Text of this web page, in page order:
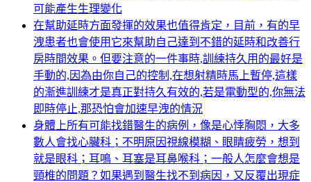
可能產生生理變化
在幫助延時方面發揮的效果也值得肯定，目前，有的早
洩患者也會使用它來幫助自己達到不錯的延時和改善行
房時間效果。但要注意的一件事時,訓練持久用的最好是
手動的,因為由你自己的控制,在想射精時馬上暫停,這樣
的漸進訓練才是真正對持久有效的,若是電動型的,你無法
即時停止,那恐怕會加速早洩的情況
身體上所有可能找錯醫生的病例，像是心悸胸悶，大多
數人會找心臟科；不明原因視線模糊、眼睛疲勞，想到
就是眼科；耳鳴、耳塞是耳鼻喉科；一般人怎麼會想是
頸椎的問題？如果遇到醫生找不到病因，又反覆出現症